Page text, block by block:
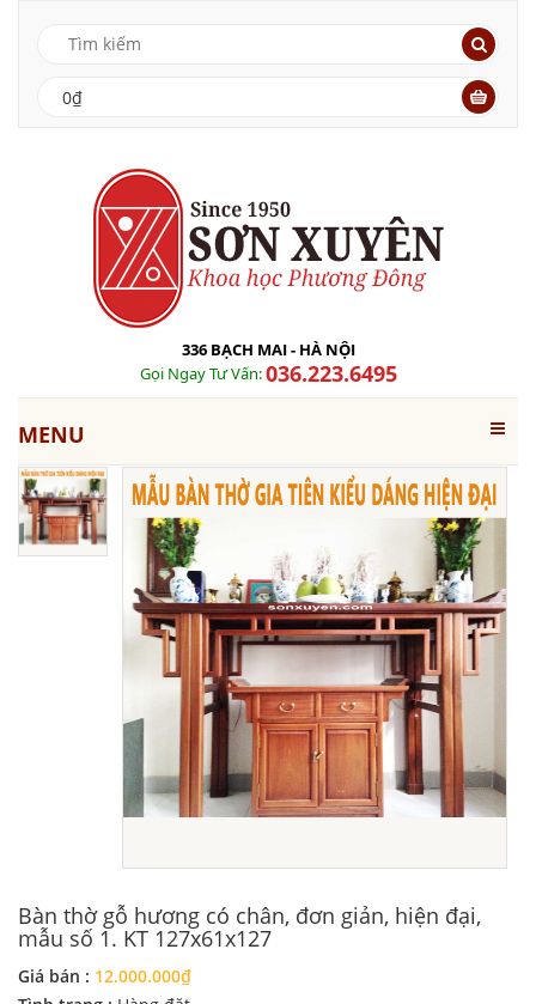
0₫
336 BẠCH MAI - HÀ NỘI
Gọi Ngay Tư Vấn:036.223.6495
MENU
Bàn thờ gỗ hương có chân, đơn giản, hiện đại,
mẫu số 1. KT 127x61x127
Giá bán : 12.000.000₫